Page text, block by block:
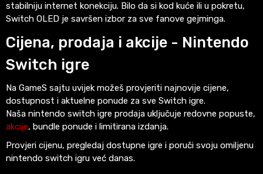
stabilniju internet konekciju. Bilo da si kod kuće ili u pokretu,
Switch OLED je savršen izbor za sve fanove gejminga.
Cijena, prodaja i akcije - Nintendo
Switch igre
Na GameS sajtu uvijek možeš provjeriti najnovije cijene,
dostupnost i aktuelne ponude za sve Switch igre.
Naša nintendo switch igre prodaja uključuje redovne popuste,
akcije, bundle ponude i limitirana izdanja.
Provjeri cijenu, pregledaj dostupne igre i poruči svoju omiljenu
nintendo switch igru već danas.